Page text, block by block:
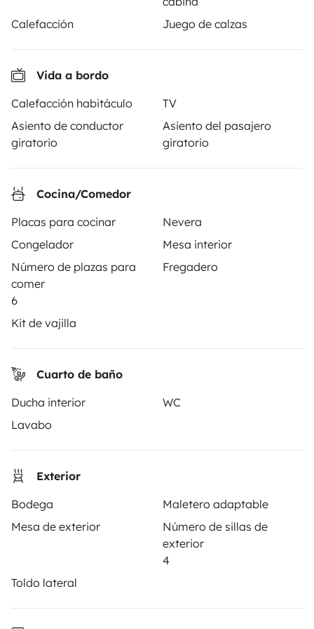
Calefacción
Juego de calzas
Vida a bordo
Calefacción habitáculo
TV
Asiento de conductor
giratorio
Asiento del pasajero
giratorio
Cocina/Comedor
Placas para cocinar
Nevera
Congelador
Mesa interior
Número de plazas para
comer
6
Fregadero
Kit de vajilla
Cuarto de baño
Ducha interior
WC
Lavabo
Exterior
Bodega
Maletero adaptable
Mesa de exterior
Número de sillas de
exterior
4
Toldo lateral
Instagram
X PinterestFacebook
ALQUILER AUTOCARAVANAS
¿Cómo funciona?
Alquilar una autocaravana
Tus primeros pasos en autocaravana
Las opiniones de nuestros usuarios
Ayuda viajero
Asistencias de alquiler
Ayuda propietario
Medios de pago seguros